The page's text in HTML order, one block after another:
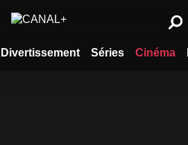
Divertissement Séries Cinéma